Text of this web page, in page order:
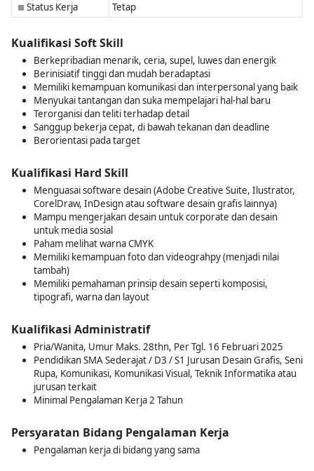
■ Status Kerja Tetap
Kualifikasi Soft Skill
Berkepribadian menarik, ceria, supel, luwes dan energik
Berinisiatif tinggi dan mudah beradaptasi
Memiliki kemampuan komunikasi dan interpersonal yang baik
Menyukai tantangan dan suka mempelajari hal-hal baru
Terorganisi dan teliti terhadap detail
Sanggup bekerja cepat, di bawah tekanan dan deadline
Berorientasi pada target
Kualifikasi Hard Skill
Menguasai software desain (Adobe Creative Suite, Ilustrator,
CorelDraw, InDesign atau software desain grafis lainnya)
Mampu mengerjakan desain untuk corporate dan desain
untuk media sosial
Paham melihat warna CMYK
Memiliki kemampuan foto dan videograhpy (menjadi nilai
tambah)
Memiliki pemahaman prinsip desain seperti komposisi,
tipografi, warna dan layout
Kualifikasi Administratif
Pria/Wanita, Umur Maks. 28thn, Per Tgl. 16 Februari 2025
Pendidikan SMA Sederajat / D3 / S1 Jurusan Desain Grafis, Seni
Rupa, Komunikasi, Komunikasi Visual, Teknik Informatika atau
jurusan terkait
Minimal Pengalaman Kerja 2 Tahun
Persyaratan Bidang Pengalaman Kerja
Pengalaman kerja di bidang yang sama